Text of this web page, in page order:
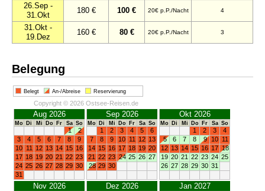
26.Sep -
31.Okt
180 € 100 € 20€ p.P./Nacht 4
31.Okt -
19.Dez
160 € 80 € 20€ p.P./Nacht 3
Belegung
Belegt An-/Abreise Reservierung
Copyright © 2026 Ostsee-Reisen.de
Aug 2026
Mo Di Mi Do Fr Sa So
1
2
3
4 5 6 7 8
9
10 11 12 13 14 15 16
17 18 19 20 21 22 23
24 25 26 27 28 29 30
31
Sep 2026
Mo Di Mi Do Fr Sa So
1 2 3 4 5
6
7
8 9 10 11 12 13
14 15 16 17 18 19 20
21 22 23 24 25 26 27
28 29 30
Okt 2026
Mo Di Mi Do Fr Sa So
1 2 3
4
5
6 7 8 9 10 11
12 13 14 15 16 17 18
19 20 21 22 23 24 25
26 27 28 29 30 31
Nov 2026 Dez 2026 Jan 2027